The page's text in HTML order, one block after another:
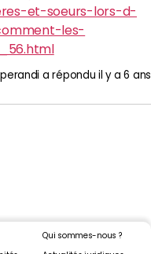
et-soeurs-lors-d-
les-
a réponduil y a 6 ans
Qui sommes-nous ?